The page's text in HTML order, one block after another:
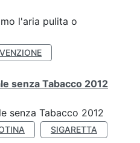
l'aria pulita o
senza Tabacco 2012
senza Tabacco 2012
SIGARETTA